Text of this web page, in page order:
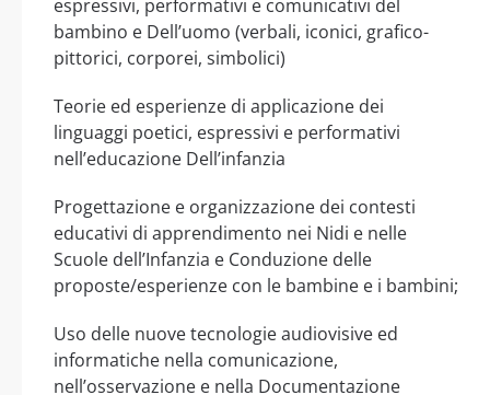
espressivi, performativi e comunicativi del
bambino e Dell’uomo (verbali, iconici, grafico-
pittorici, corporei, simbolici)
Teorie ed esperienze di applicazione dei
linguaggi poetici, espressivi e performativi
nell’educazione Dell’infanzia
Progettazione e organizzazione dei contesti
educativi di apprendimento nei Nidi e nelle
Scuole dell’Infanzia e Conduzione delle
proposte/esperienze con le bambine e i bambini;
Uso delle nuove tecnologie audiovisive ed
informatiche nella comunicazione,
nell’osservazione e nella Documentazione